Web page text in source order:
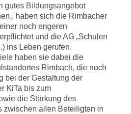
gutes Bildungsangebot
haben sich die Rimbacher
noch engeren
und die AG „Schulen
ins Leben gerufen.
haben sie dabei die
Rimbach, die noch
bei der Gestaltung der
KiTa bis zum
die Stärkung des
zwischen allen Beteiligten in